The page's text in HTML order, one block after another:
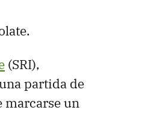
(SRI),
partida de
marcarse un